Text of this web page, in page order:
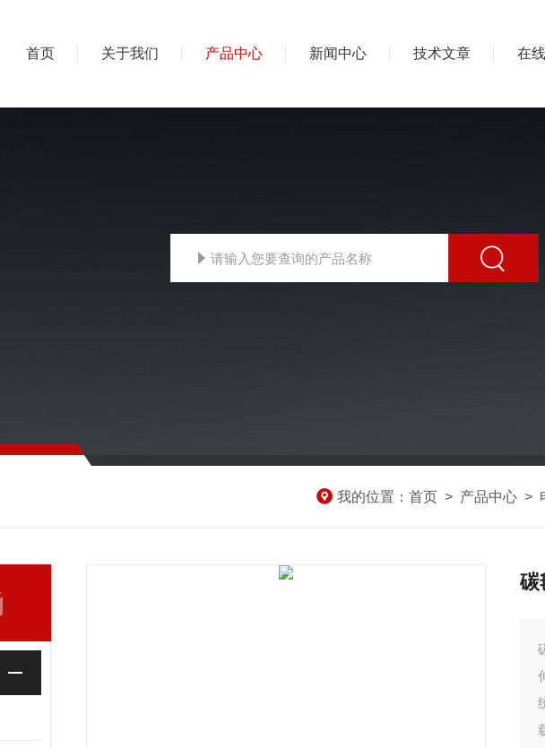
首页 关于我们 产品中心 新闻中心 技术文章 在
我的位置： 首页 > 产品中心 >
碳